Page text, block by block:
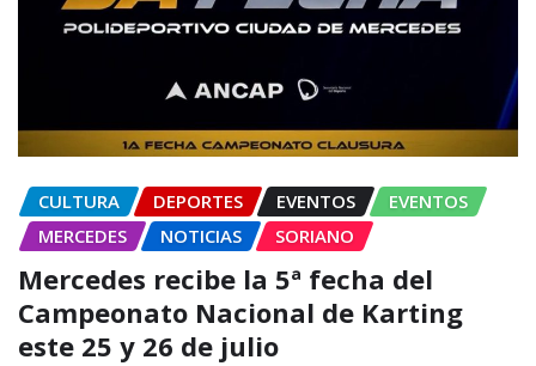
CULTURA DEPORTES EVENTOS
EVENTOS
MERCEDES
NOTICIAS SORIANO
Mercedes recibe la 5ª fecha del
Campeonato Nacional de Karting
este 25 y 26 de julio